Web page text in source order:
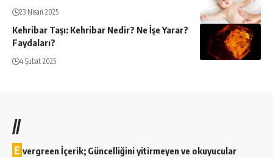
23 Nisan 2025
Kehribar Taşı: Kehribar Nedir? Ne İşe Yarar?
Faydaları?
4 Şubat 2025
//
E vergreen İçerik; Güncelliğini yitirmeyen ve okuyucular